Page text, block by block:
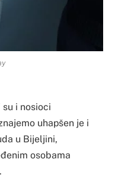
su i nosioci
uhapšen je i
u Bijeljini,
osobama